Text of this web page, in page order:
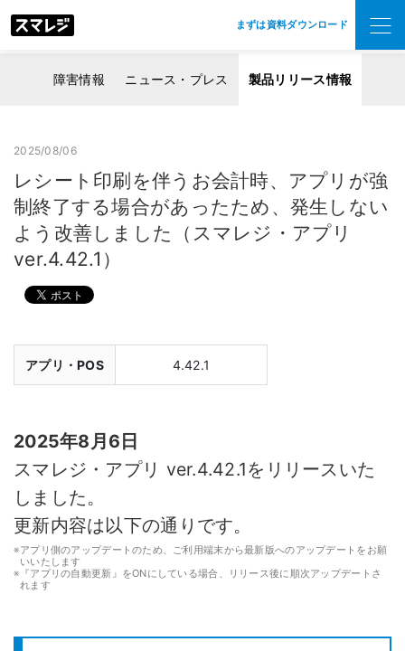
まずは資料ダウンロード
障害情報 ニュース・プレス 製品リリース情報
2025/08/06
レシート印刷を伴うお会計時、アプリが強
制終了する場合があったため、発生しない
よう改善しました（スマレジ・アプリ
ver.4.42.1）
アプリ・POS 4.42.1
2025年8月6日
スマレジ・アプリ ver.4.42.1をリリースいた
しました。
更新内容は以下の通りです。
※アプリ側のアップデートのため、ご利用端末から最新版へのアップデートをお願
いいたします
※ 『アプリの自動更新』をONにしている場合、リリース後に順次アップデートさ
れます